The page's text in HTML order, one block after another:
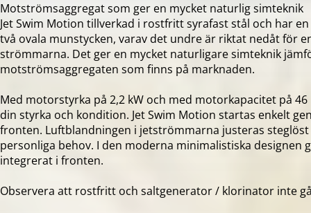
Motströmsaggregat som ger en mycket naturlig simteknik
Jet Swim Motion tillverkad i rostfritt syrafast stål och har
två ovala munstycken, varav det undre är riktat nedåt för
strömmarna. Det ger en mycket naturligare simteknik
motströmsaggregaten som finns på marknaden.
Med motorstyrka på 2,2 kW och med motorkapacitet på
din styrka och kondition. Jet Swim Motion startas enkelt
fronten. Luftblandningen i jetströmmarna justeras
personliga behov. I den moderna minimalistiska designen
integrerat i fronten.
Observera att rostfritt och saltgenerator / klorinator inte